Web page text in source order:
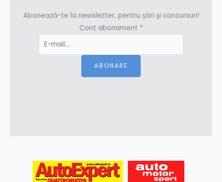
Abonează-te la newsletter, pentru știri și concursuri!
Cont abonament *
ABONARE